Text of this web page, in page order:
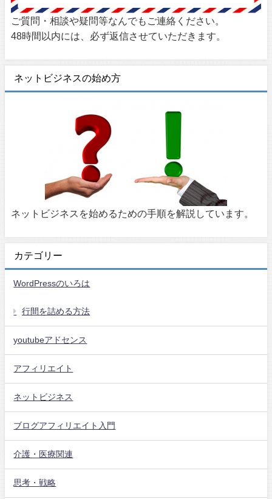
ご質問・相談や疑問等なんでもご連絡ください。
48時間以内には、必ず返信させていただきます。
ネットビジネスの始め方
ネットビジネスを始めるための手順を解説しています。
カテゴリー
WordPressのいろは
行間を詰める方法
youtubeアドセンス
アフィリエイト
ネットビジネス
ブログアフィリエイト入門
介護・医療関連
思考・戦略